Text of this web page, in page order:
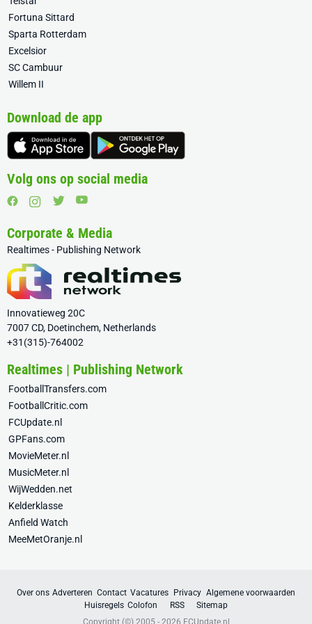
Fortuna Sittard
Sparta Rotterdam
Excelsior
SC Cambuur
Willem II
Download de app
Volg ons op social media
Corporate & Media
Realtimes - Publishing Network
Innovatieweg 20C
7007 CD, Doetinchem, Netherlands
+31(315)-764002
Realtimes | Publishing Network
FootballTransfers.com
FootballCritic.com
FCUpdate.nl
GPFans.com
MovieMeter.nl
MusicMeter.nl
WijWedden.net
Kelderklasse
Anfield Watch
MeeMetOranje.nl
Over ons Adverteren Contact Vacatures Privacy Algemene voorwaarden
Huisregels Colofon RSS
Sitemap
Copyright (©) 2005 - 2026 FCUpdate.nl